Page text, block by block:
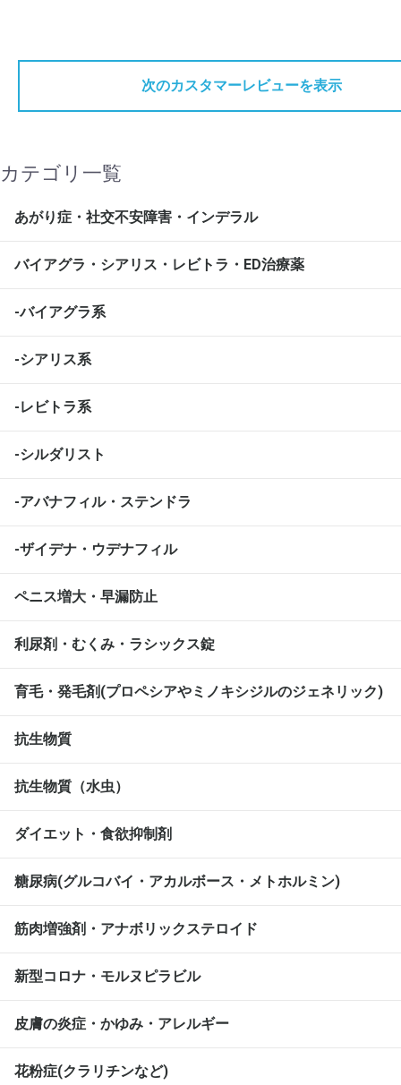
次のカスタマーレビューを表示
カテゴリ一覧
あがり症・社交不安障害・インデラル
バイアグラ・シアリス・レビトラ・ED治療薬
-バイアグラ系
-シアリス系
-レビトラ系
-シルダリスト
-アバナフィル・ステンドラ
-ザイデナ・ウデナフィル
ペニス増大・早漏防止
利尿剤・むくみ・ラシックス錠
育毛・発毛剤(プロペシアやミノキシジルのジェネリック)
抗生物質
抗生物質（水虫）
ダイエット・食欲抑制剤
糖尿病(グルコバイ・アカルボース・メトホルミン)
筋肉増強剤・アナボリックステロイド
新型コロナ・モルヌピラビル
皮膚の炎症・かゆみ・アレルギー
花粉症(クラリチンなど)